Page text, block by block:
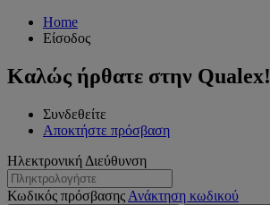
Home
Είσοδος
Καλώς ήρθατε στην Qualex!
Συνδεθείτε
Αποκτήστε πρόσβαση
Ηλεκτρονική Διεύθυνση
Κωδικός πρόσβασης Ανάκτηση κωδικού